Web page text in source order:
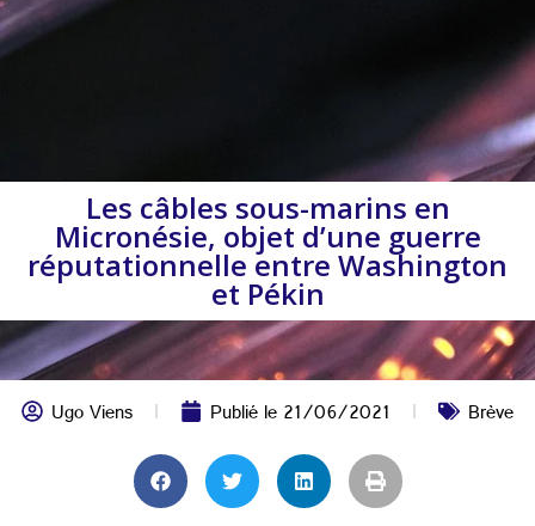
Les câbles sous-marins en
Micronésie, objet d’une guerre
réputationnelle entre Washington
et Pékin
Ugo Viens Publié le21/06/2021 Brève